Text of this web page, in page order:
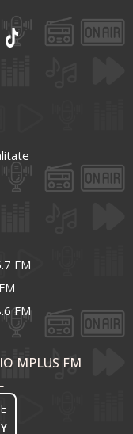
FM
FM
MPLUS FM